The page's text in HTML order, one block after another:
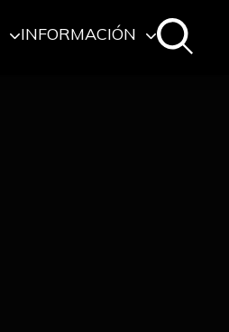
INFORMACIÓN